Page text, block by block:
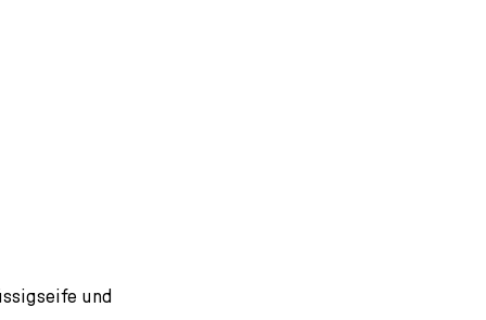
und